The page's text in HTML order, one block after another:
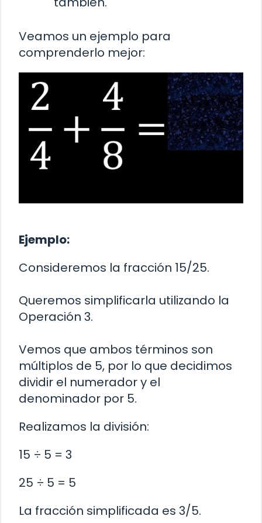
Veamos un ejemplo para
comprenderlo mejor:
Ejemplo:
Consideremos la fracción 15/25.
Queremos simplificarla utilizando la
Operación 3.
Vemos que ambos términos son
múltiplos de 5, por lo que decidimos
dividir el numerador y el
denominador por 5.
Realizamos la división:
15 ÷ 5 = 3
25 ÷ 5 = 5
La fracción simplificada es 3/5.